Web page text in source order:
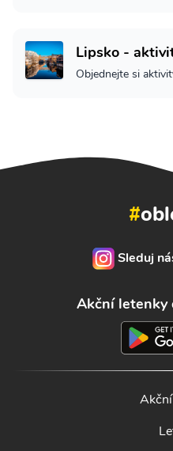
Lipsko -
Objednejte si
#
Sleduj
Akční letenky